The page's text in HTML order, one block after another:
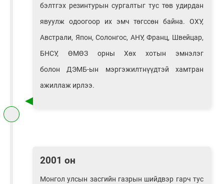
бэлтгэх резинтурын сургалтыг тус төв удирдан
явуулж одоогоор их эмч төгссөн байна. ОХУ,
Австрали, Япон, Солонгос, АНУ, Франц, Швейцар,
БНСУ, ӨМӨЗ орны Хөх хотын эмнэлэг
болон ДЭМБ-ын мэргэжилтнүүдтэй хамтран
ажиллаж ирлээ.
2001 он
Монгол улсын засгийн газрын шийдвэр гарч тус